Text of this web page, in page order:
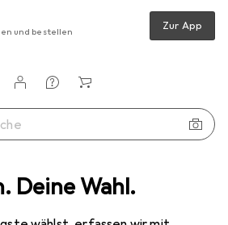
Deine Wahl.
und bestellen Zur App
Dipos Displayschutz Anti-Shock